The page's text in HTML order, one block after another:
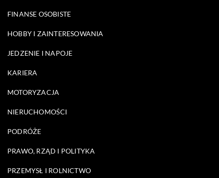
FINANSE OSOBISTE
HOBBY I ZAINTERESOWANIA
JEDZENIE I NAPOJE
KARIERA
MOTORYZACJA
NIERUCHOMOŚCI
PODRÓŻE
PRAWO, RZĄD I POLITYKA
PRZEMYSŁ I ROLNICTWO